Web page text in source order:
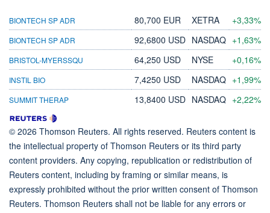
BIONTECH SP ADR 80,700 EUR XETRA +3,33%
BIONTECH SP ADR 92,6800 USD NASDAQ +1,63%
BRISTOL-MYERSSQU 64,250 USD NYSE +0,16%
INSTIL BIO 7,4250 USD NASDAQ +1,99%
SUMMIT THERAP 13,8400 USD NASDAQ +2,22%
© 2026 Thomson Reuters. All rights reserved. Reuters content is
the intellectual property of Thomson Reuters or its third party
content providers. Any copying, republication or redistribution of
Reuters content, including by framing or similar means, is
expressly prohibited without the prior written consent of Thomson
Reuters. Thomson Reuters shall not be liable for any errors or